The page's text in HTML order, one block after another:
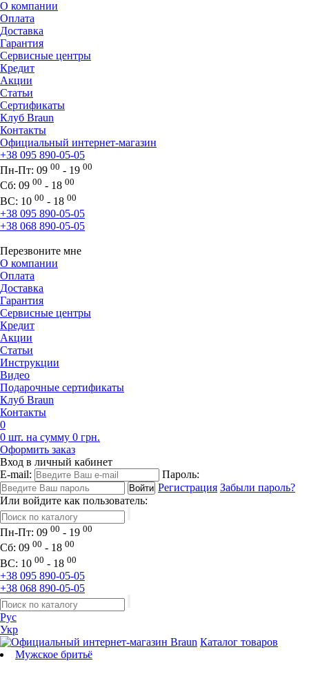
О компании
Оплата
Доставка
Гарантия
Сервисные центры
Кредит
Акции
Статьи
Сертификаты
Клуб Braun
Контакты
Официальный интернет-магазин
+38 095 890-05-05
Пн-Пт: 09 00 - 19 00
Сб: 09 00 - 18 00
ВС: 10 00 - 18 00
+38 095 890-05-05
+38 068 890-05-05
Перезвоните мне
О компании
Оплата
Доставка
Гарантия
Сервисные центры
Кредит
Акции
Статьи
Инструкции
Видео
Подарочные сертификаты
Клуб Braun
Контакты
0
0 шт. на сумму 0 грн.
Оформить заказ
Вход в личный кабинет
E-mail:
Пароль:
Регистрация Забыли пароль?
Или войдите как пользователь:
Пн-Пт: 09 00 - 19 00
Сб: 09 00 - 18 00
ВС: 10 00 - 18 00
+38 095 890-05-05
+38 068 890-05-05
Рус
Укр
Каталог товаров
Мужское бритьё